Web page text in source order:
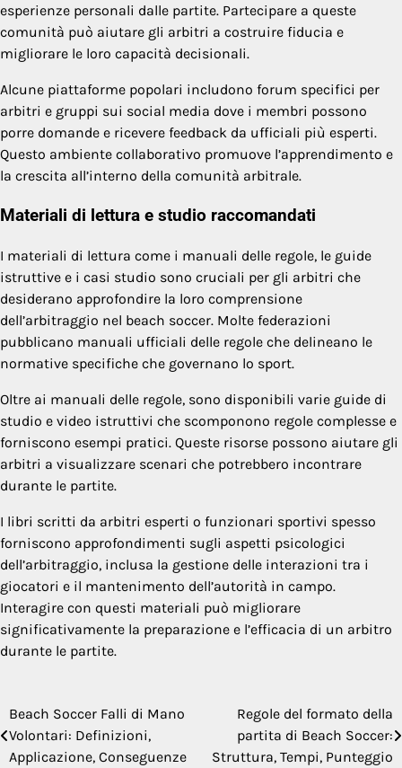
esperienze personali dalle partite. Partecipare a queste
comunità può aiutare gli arbitri a costruire fiducia e
migliorare le loro capacità decisionali.
Alcune piattaforme popolari includono forum specifici per
arbitri e gruppi sui social media dove i membri possono
porre domande e ricevere feedback da ufficiali più esperti.
Questo ambiente collaborativo promuove l’apprendimento e
la crescita all’interno della comunità arbitrale.
Materiali di lettura e studio raccomandati
I materiali di lettura come i manuali delle regole, le guide
istruttive e i casi studio sono cruciali per gli arbitri che
desiderano approfondire la loro comprensione
dell’arbitraggio nel beach soccer. Molte federazioni
pubblicano manuali ufficiali delle regole che delineano le
normative specifiche che governano lo sport.
Oltre ai manuali delle regole, sono disponibili varie guide di
studio e video istruttivi che scomponono regole complesse e
forniscono esempi pratici. Queste risorse possono aiutare gli
arbitri a visualizzare scenari che potrebbero incontrare
durante le partite.
I libri scritti da arbitri esperti o funzionari sportivi spesso
forniscono approfondimenti sugli aspetti psicologici
dell’arbitraggio, inclusa la gestione delle interazioni tra i
giocatori e il mantenimento dell’autorità in campo.
Interagire con questi materiali può migliorare
significativamente la preparazione e l’efficacia di un arbitro
durante le partite.
Post
navigation
Beach Soccer Falli di Mano
Volontari: Definizioni,
Applicazione, Conseguenze
Regole del formato della
partita di Beach Soccer:
Struttura, Tempi, Punteggio